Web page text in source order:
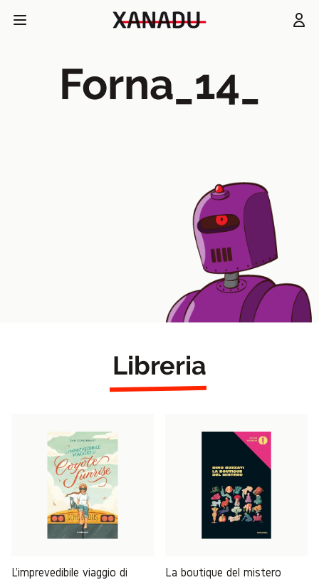
Forna_14_
Libreria
L'imprevedibile viaggio di
La boutique del mistero